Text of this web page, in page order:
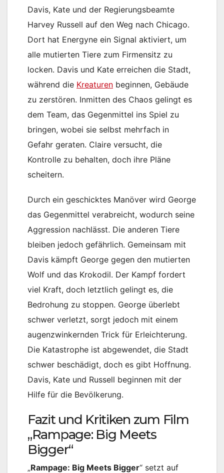
Davis, Kate und der Regierungsbeamte
Harvey Russell auf den Weg nach Chicago.
Dort hat Energyne ein Signal aktiviert, um
alle mutierten Tiere zum Firmensitz zu
locken. Davis und Kate erreichen die Stadt,
während die Kreaturen beginnen, Gebäude
zu zerstören. Inmitten des Chaos gelingt es
dem Team, das Gegenmittel ins Spiel zu
bringen, wobei sie selbst mehrfach in
Gefahr geraten. Claire versucht, die
Kontrolle zu behalten, doch ihre Pläne
scheitern.
Durch ein geschicktes Manöver wird George
das Gegenmittel verabreicht, wodurch seine
Aggression nachlässt. Die anderen Tiere
bleiben jedoch gefährlich. Gemeinsam mit
Davis kämpft George gegen den mutierten
Wolf und das Krokodil. Der Kampf fordert
viel Kraft, doch letztlich gelingt es, die
Bedrohung zu stoppen. George überlebt
schwer verletzt, sorgt jedoch mit einem
augenzwinkernden Trick für Erleichterung.
Die Katastrophe ist abgewendet, die Stadt
schwer beschädigt, doch es gibt Hoffnung.
Davis, Kate und Russell beginnen mit der
Hilfe für die Bevölkerung.
Fazit und Kritiken zum Film
„Rampage: Big Meets
Bigger“
„Rampage: Big Meets Bigger“ setzt auf